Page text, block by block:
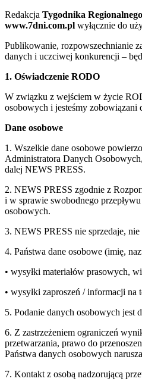
Redakcja Tygodnika
www.7dni.com.pl wyłącznie do
Publikowanie, rozpowszechnianie
danych i uczciwej konkurencji –
1. Oświadczenie RODO
W związku z wejściem w życie
osobowych i jesteśmy
Dane osobowe
1. Wszelkie dane osobowe
Administratora Danych
dalej NEWS PRESS.
2. NEWS PRESS zgodnie z
i w sprawie swobodnego
osobowych.
3. NEWS PRESS nie sprzedaje,
4. Państwa dane osobowe (imię,
• wysyłki materiałów prasowych,
• wysyłki zaproszeń / informacji
5. Podanie danych osobowych jest
6. Z zastrzeżeniem ograniczeń
przetwarzania, prawo do
Państwa danych osobowych
7. Kontakt z osobą nadzorującą